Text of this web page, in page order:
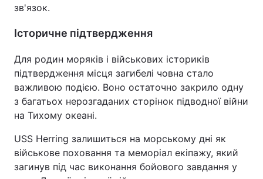
зв'язок.
Історичне підтвердження
Для родин моряків і військових істориків
підтвердження місця загибелі човна стало
важливою подією. Воно остаточно закрило одну
з багатьох нерозгаданих сторінок підводної війни
на Тихому океані.
USS Herring залишиться на морському дні як
військове поховання та меморіал екіпажу, який
загинув під час виконання бойового завдання у